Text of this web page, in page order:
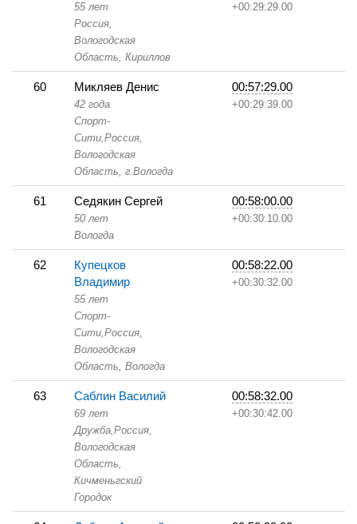
55 лет
Россия,
Вологодская
Область, Кириллов
+00:29:29.00
60 Микляев Денис
42 года
Спорт-
Сити,Россия,
Вологодская
Область, г.Вологда
00:57:29.00
+00:29:39.00
61 Седякин Сергей
50 лет
Вологда
00:58:00.00
+00:30:10.00
62
Купецков
Владимир
55 лет
Спорт-
Сити,Россия,
Вологодская
Область, Вологда
00:58:22.00
+00:30:32.00
63 Саблин Василий
69 лет
Дружба,Россия,
Вологодская
Область,
Кичменьгский
Городок
00:58:32.00
+00:30:42.00